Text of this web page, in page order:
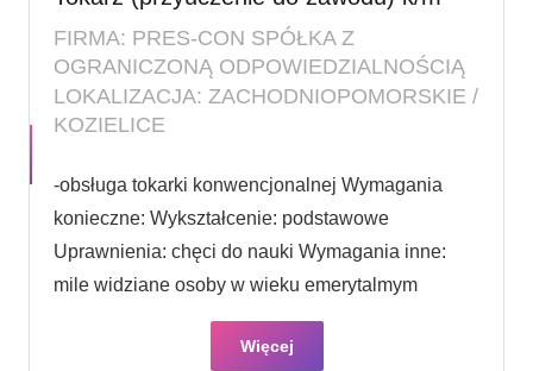
FIRMA: PRES-CON SPÓŁKA Z
OGRANICZONĄ ODPOWIEDZIALNOŚCIĄ
LOKALIZACJA: ZACHODNIOPOMORSKIE /
KOZIELICE
-obsługa tokarki konwencjonalnej Wymagania
konieczne: Wykształcenie: podstawowe
Uprawnienia: chęci do nauki Wymagania inne:
mile widziane osoby w wieku emerytalmym
Więcej